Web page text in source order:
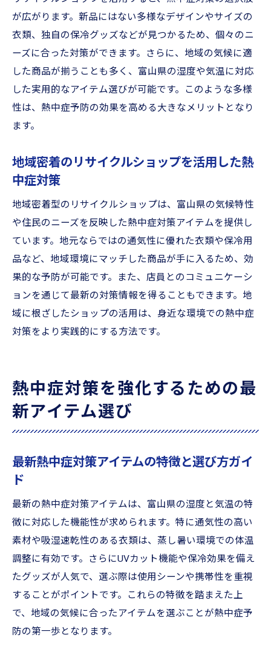
が広がります。新品にはない多様なデザインやサイズの
衣類、独自の保冷グッズなどが見つかるため、個々のニ
ーズに合った対策ができます。さらに、地域の気候に適
した商品が揃うことも多く、富山県の湿度や気温に対応
した実用的なアイテム選びが可能です。このような多様
性は、熱中症予防の効果を高める大きなメリットとなり
ます。
地域密着のリサイクルショップを活用した熱
中症対策
地域密着型のリサイクルショップは、富山県の気候特性
や住民のニーズを反映した熱中症対策アイテムを提供し
ています。地元ならではの通気性に優れた衣類や保冷用
品など、地域環境にマッチした商品が手に入るため、効
果的な予防が可能です。また、店員とのコミュニケーシ
ョンを通じて最新の対策情報を得ることもできます。地
域に根ざしたショップの活用は、身近な環境での熱中症
対策をより実践的にする方法です。
熱中症対策を強化するための最
新アイテム選び
最新熱中症対策アイテムの特徴と選び方ガイ
ド
最新の熱中症対策アイテムは、富山県の湿度と気温の特
徴に対応した機能性が求められます。特に通気性の高い
素材や吸湿速乾性のある衣類は、蒸し暑い環境での体温
調整に有効です。さらにUVカット機能や保冷効果を備え
たグッズが人気で、選ぶ際は使用シーンや携帯性を重視
することがポイントです。これらの特徴を踏まえた上
で、地域の気候に合ったアイテムを選ぶことが熱中症予
防の第一歩となります。